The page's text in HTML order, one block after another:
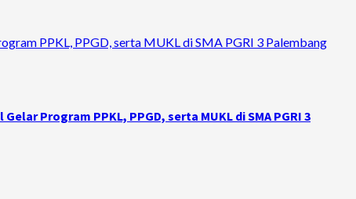
PPKL, PPGD, serta MUKL di SMA PGRI 3 Palembang
Program PPKL, PPGD, serta MUKL di SMA PGRI 3